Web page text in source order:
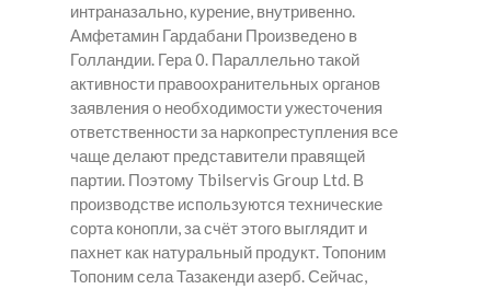
интраназально, курение, внутривенно.
Амфетамин Гардабани Произведено в
Голландии. Гера 0. Параллельно такой
активности правоохранительных органов
заявления о необходимости ужесточения
ответственности за наркопреступления все
чаще делают представители правящей
партии. Поэтому Tbilservis Group Ltd. В
производстве используются технические
сорта конопли, за счёт этого выглядит и
пахнет как натуральный продукт. Топоним
Топоним села Тазакенди азерб. Сейчас,